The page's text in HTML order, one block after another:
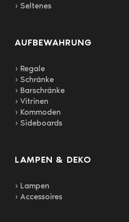
› Seltenes
AUFBEWAHRUNG
› Regale
› Schränke
› Barschränke
› Vitrinen
› Kommoden
› Sideboards
LAMPEN & DEKO
› Lampen
› Accessoires